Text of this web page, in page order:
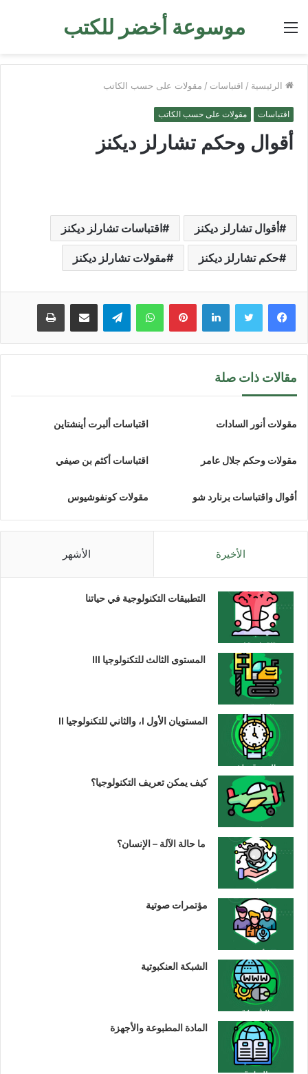
موسوعة أخضر للكتب القائمة
الرئيسية / اقتباسات / مقولات على حسب الكاتب
اقتباسات مقولات على حسب الكاتب
أقوال وحكم تشارلز ديكنز
أقوال تشارلز ديكنز اقتباسات تشارلز ديكنز
حكم تشارلز ديكنز مقولات تشارلز ديكنز
لينكدإن بينتيريستواتساب تيلقرام مشاركة عبر البريد طباعة
مقالات ذات صلة
مقولات أنور السادات اقتباسات ألبرت أينشتاين
مقولات وحكم جلال عامر اقتباسات أكثم بن صيفي
أقوال واقتباسات برنارد شو مقولات كونفوشيوس
الأخيرة الأشهر
التطبيقات التكنولوجية في حياتنا
المستوى الثالث للتكنولوجيا III
المستويان الأول I، والثاني للتكنولوجيا II
كيف يمكن تعريف التكنولوجيا؟
ما حالة الآلة – الإنسان؟
مؤتمرات صوتية
الشبكة العنكبوتية
المادة المطبوعة والأجهزة